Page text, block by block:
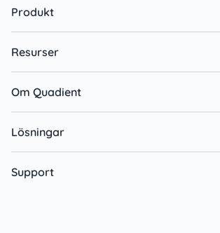
Produkt
Resurser
Om Quadient
Lösningar
Support